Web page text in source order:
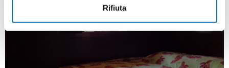
Rifiuta